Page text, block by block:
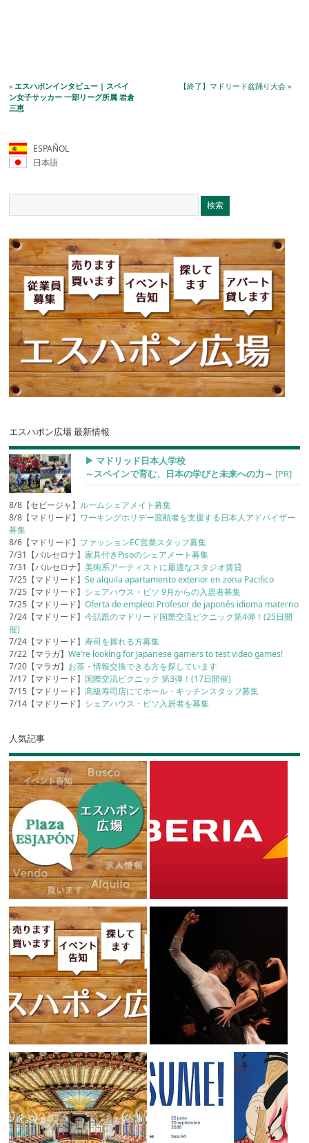
« エスハポンインタビュー | スペイ
ン女子サッカー 一部リーグ所属 岩倉
三恵
【終了】マドリード盆踊り大会»
ESPAÑOL
日本語
エスハポン広場 最新情報
▶︎ マドリッド日本人学校
～スペインで育む、日本の学びと未来への力～ [PR]
8/8【セビージャ】 ルームシェアメイト募集
8/8【マドリード】 ワーキングホリデー渡航者を支援する日本人アドバイザー
募集
8/6【マドリード】 ファッションEC営業スタッフ募集
7/31【バルセロナ】家具付きPisoのシェアメート募集
7/31【バルセロナ】美術系アーティストに最適なスタジオ賃貸
7/25【マドリード】Se alquila apartamento exterior en zona Pacifico
7/25【マドリード】 シェアハウス・ピソ 9月からの入居者募集
7/25【マドリード】Oferta de empleo: Profesor de japonés idioma materno
7/24【マドリード】今話題のマドリード国際交流ピクニック第4弾！(25日開
催)
7/24【マドリード】寿司を握れる方募集
7/22【マラガ】We’re looking for Japanese gamers to test video games!
7/20【マラガ】 お茶・情報交換できる方を探しています
7/17【マドリード】 国際交流ピクニック 第3弾！(17日開催)
7/15【マドリード】高級寿司店にてホール・キッチンスタッフ募集
7/14【マドリード】 シェアハウス・ピソ入居者を募集
人気記事